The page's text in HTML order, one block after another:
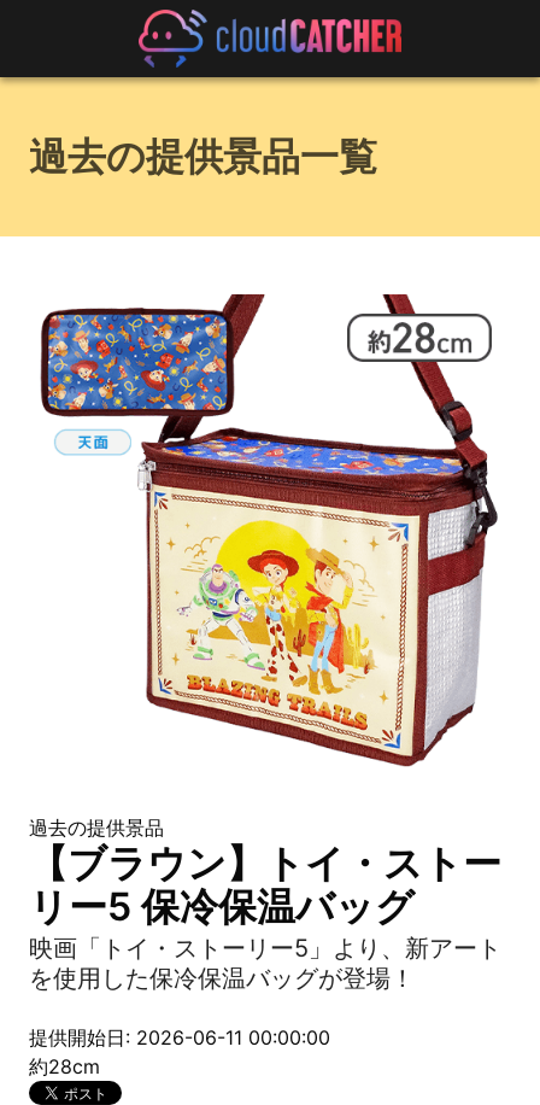
過去の提供景品一覧
過去の提供景品
【ブラウン】トイ・ストー
リー5 保冷保温バッグ
映画「トイ・ストーリー5」より、新アート
を使用した保冷保温バッグが登場！
提供開始日: 2026-06-11 00:00:00
約28cm